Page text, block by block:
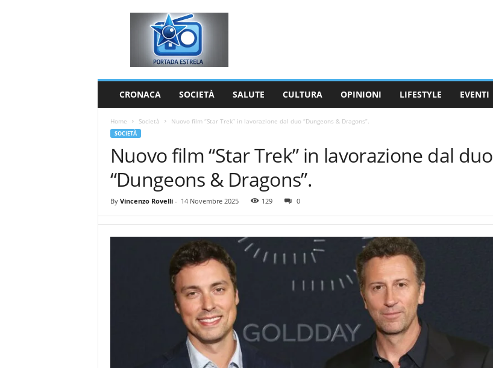
CRONACA SOCIETÀ SALUTE CULTURA OPINIONI LIFESTYLE EVENTI
Home Società Nuovo film “Star Trek” in lavorazione dal duo “Dungeons & Dragons”.
SOCIETÀ
Nuovo film “Star Trek” in lavorazione dal duo
“Dungeons & Dragons”.
By Vincenzo Rovelli- 14 Novembre 2025 129 0